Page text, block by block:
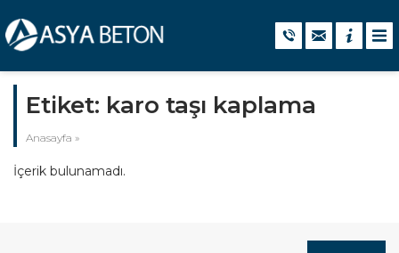
Etiket: karo taşı kaplama
Anasayfa »
İçerik bulunamadı.